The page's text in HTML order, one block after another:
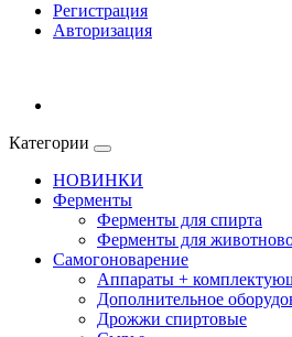
Регистрация
Авторизация
Категории
НОВИНКИ
Ферменты
Ферменты для спирта
Ферменты для
Самогоноварение
Аппараты +
Дополнительное
Дрожжи спиртовые